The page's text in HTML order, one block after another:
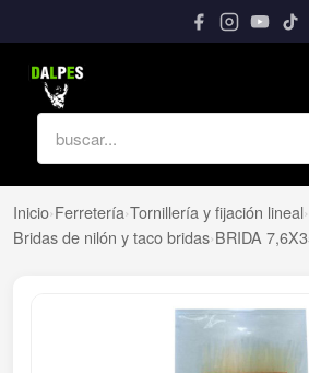
Inicio›Ferretería›Tornillería y fijación lineal›
Bridas de nilón y taco bridas›BRIDA